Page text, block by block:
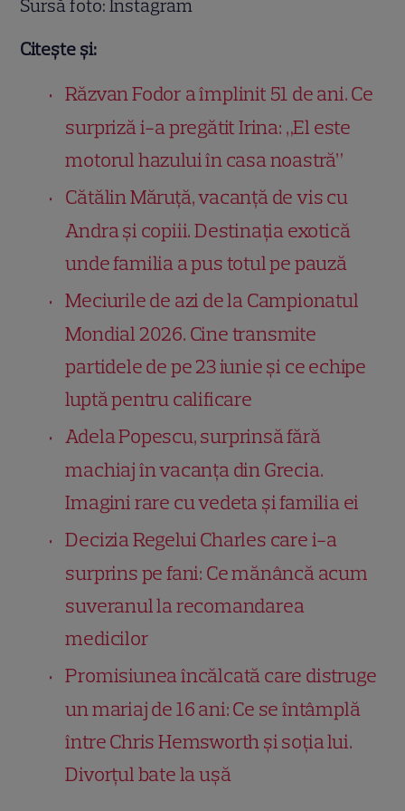
Sursă foto: Instagram
Citește și:
Răzvan Fodor a împlinit 51 de ani. Ce
surpriză i-a pregătit Irina: „El este
motorul hazului în casa noastră”
Cătălin Măruță, vacanță de vis cu
Andra și copiii. Destinația exotică
unde familia a pus totul pe pauză
Meciurile de azi de la Campionatul
Mondial 2026. Cine transmite
partidele de pe 23 iunie și ce echipe
luptă pentru calificare
Adela Popescu, surprinsă fără
machiaj în vacanța din Grecia.
Imagini rare cu vedeta și familia ei
Decizia Regelui Charles care i-a
surprins pe fani: Ce mănâncă acum
suveranul la recomandarea
medicilor
Promisiunea încălcată care distruge
un mariaj de 16 ani: Ce se întâmplă
între Chris Hemsworth și soția lui.
Divorțul bate la ușă